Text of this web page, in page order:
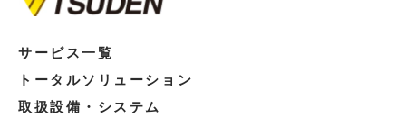
サービス一覧
トータルソリューション
取扱設備・システム